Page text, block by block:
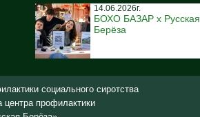
14.06.2026г.
БОХО БАЗАР x Русская
Берёза
социального сиротства
центра профилактики